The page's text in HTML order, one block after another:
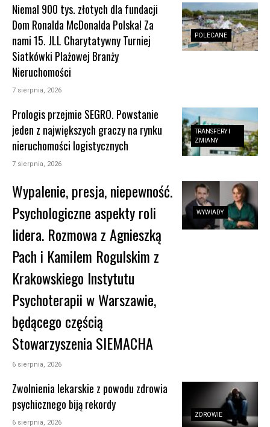
POLECANE
Niemal 900 tys. złotych dla fundacji
Dom Ronalda McDonalda Polska! Za
nami 15. JLL Charytatywny Turniej
Siatkówki Plażowej Branży
Nieruchomości
7 sierpnia, 2026
TRANSFERY I
ZMIANY
Prologis przejmie SEGRO. Powstanie
jeden z największych graczy na rynku
nieruchomości logistycznych
7 sierpnia, 2026
WYWIADY
Wypalenie, presja, niepewność.
Psychologiczne aspekty roli
lidera. Rozmowa z Agnieszką
Pach i Kamilem Rogulskim z
Krakowskiego Instytutu
Psychoterapii w Warszawie,
będącego częścią
Stowarzyszenia SIEMACHA
6 sierpnia, 2026
ZDROWIE
Zwolnienia lekarskie z powodu zdrowia
psychicznego biją rekordy
6 sierpnia, 2026